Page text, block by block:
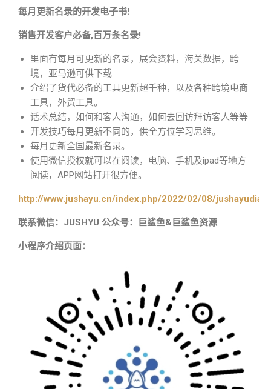
每月更新名录的开发电子书!
销售开发客户必备,百万条名录!
里面有每月可更新的名录，展会资料，海关数据，跨
境，亚马逊可供下载
介绍了货代必备的工具更新超千种，以及各种跨境电商
工具，外贸工具。
话术总结，如何和客人沟通，如何去回访拜访客人等等
开发技巧每月更新不同的，供全方位学习思维。
每月更新全国最新名录。
使用微信授权就可以在阅读，电脑、手机及ipad等地方
阅读，APP网站打开很方便。
http://www.jushayu.cn/index.php/2022/02/08/
联系微信：JUSHYU 公众号：巨鲨鱼&巨鲨鱼资源
小程序介绍页面：